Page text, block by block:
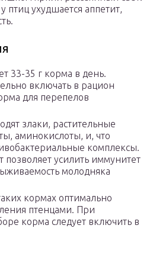
птиц ухудшается аппетит,
33-35 г корма в день.
включать в рацион
для перепелов
злаки, растительные
аминокислоты, и, что
комплексы.
усилить иммунитет
молодняка
кормах оптимально
птенцами. При
корма следует включить в